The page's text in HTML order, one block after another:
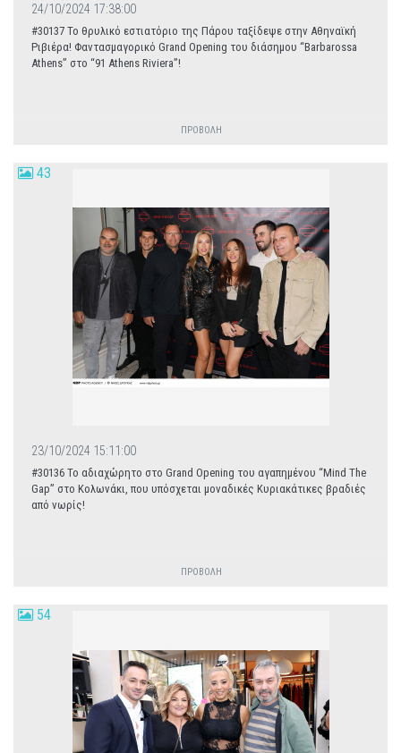
24/10/2024 17:38:00
#30137 To θρυλικό εστιατόριο της Πάρου ταξίδεψε στην Αθηναϊκή
Ριβιέρα! Φαντασμαγορικό Grand Opening του διάσημου “Barbarossa
Athens” στο “91 Athens Riviera”!
ΠΡΟΒΟΛΗ
43
23/10/2024 15:11:00
#30136 Το αδιαχώρητο στο Grand Opening του αγαπημένου “Mind The
Gap” στο Κολωνάκι, που υπόσχεται μοναδικές Κυριακάτικες βραδιές
από νωρίς!
ΠΡΟΒΟΛΗ
54